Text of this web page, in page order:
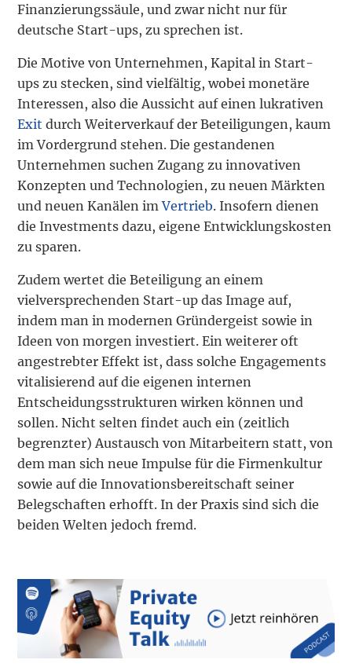
Finanzierungssäule, und zwar nicht nur für
deutsche Start-ups, zu sprechen ist.
Die Motive von Unternehmen, Kapital in Start-
ups zu stecken, sind vielfältig, wobei monetäre
Interessen, also die Aussicht auf einen lukrativen
Exit durch Weiterverkauf der Beteiligungen, kaum
im Vordergrund stehen. Die gestandenen
Unternehmen suchen Zugang zu innovativen
Konzepten und Technologien, zu neuen Märkten
und neuen Kanälen imVertrieb. Insofern dienen
die Investments dazu, eigene Entwicklungskosten
zu sparen.
Zudem wertet die Beteiligung an einem
vielversprechenden Start-up das Image auf,
indem man in modernen Gründergeist sowie in
Ideen von morgen investiert. Ein weiterer oft
angestrebter Effekt ist, dass solche Engagements
vitalisierend auf die eigenen internen
Entscheidungsstrukturen wirken können und
sollen. Nicht selten findet auch ein (zeitlich
begrenzter) Austausch von Mitarbeitern statt, von
dem man sich neue Impulse für die Firmenkultur
sowie auf die Innovationsbereitschaft seiner
Belegschaften erhofft. In der Praxis sind sich die
beiden Welten jedoch fremd.